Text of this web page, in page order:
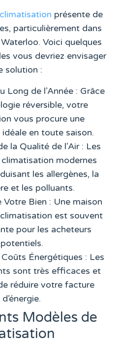
climatisation présente de
particulièrement dans
Voici quelques
vous devriez envisager
solution :
Long de l’Année: Grâce
réversible, votre
vous procure une
en toute saison.
la Qualité de l’Air: Les
modernes
les allergènes, la
et les polluants.
Votre Bien : Une maison
climatisation est souvent
pour les acheteurs
potentiels.
Énergétiques : Les
sont très efficaces et
réduire votre facture
d’énergie.
Modèles de